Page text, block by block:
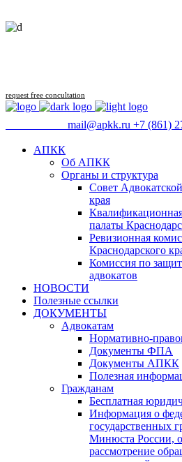
request free concultation
mail@apkk.ru +7 (861)
АПКК
Об АПКК
Органы и структура
Совет
края
палаты
Ревизионная
Краснодарского
Комиссия по
адвокатов
НОВОСТИ
Полезные ссылки
ДОКУМЕНТЫ
Адвокатам
Нормативно-
Документы ФПА
Документы АПКК
Полезная
Гражданам
Бесплатная
Информация о
государственных
Минюста России,
рассмотрение